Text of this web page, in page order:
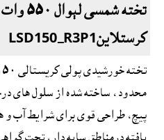
تخته شمسى
کرستلاينLSD150_R3P1
پیچ، طراحی قوی برای شرایط آب و